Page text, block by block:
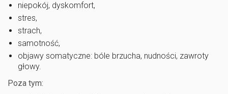
niepokój, dyskomfort,
stres,
strach,
samotność,
objawy somatyczne: bóle brzucha, nudności, zawroty
głowy.
Poza tym: